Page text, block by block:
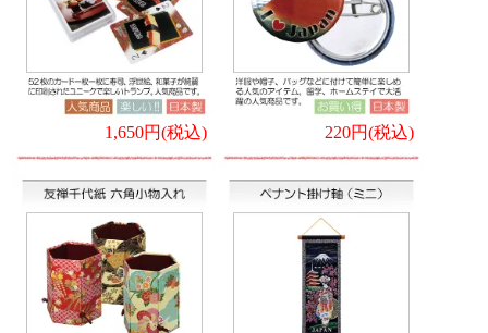
1,650円(税込) 220円(税込)